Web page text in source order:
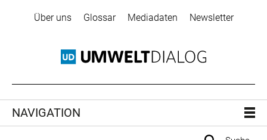
Über uns Glossar Mediadaten Newsletter
NAVIGATION